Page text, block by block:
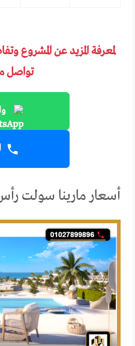
لمعرفة المزيد عن المشروع
تواصل
أسعار مارينا سولت